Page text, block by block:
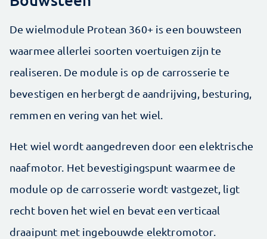
De wielmodule Protean 360+ is een bouwsteen
waarmee allerlei soorten voertuigen zijn te
realiseren. De module is op de carrosserie te
bevestigen en herbergt de aandrijving, besturing,
remmen en vering van het wiel.
Het wiel wordt aangedreven door een elektrische
naafmotor. Het bevestigingspunt waarmee de
module op de carrosserie wordt vastgezet, ligt
recht boven het wiel en bevat een verticaal
draaipunt met ingebouwde elektromotor.